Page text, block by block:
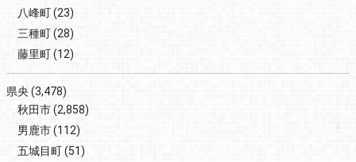
八峰町(23)
三種町(28)
藤里町(12)
県央(3,478)
秋田市(2,858)
男鹿市(112)
五城目町(51)